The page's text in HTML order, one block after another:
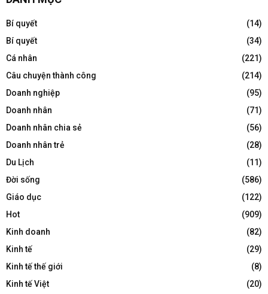
Bí quyết
(14)
Bí quyết
(34)
Cá nhân
(221)
Câu chuyện thành công
(214)
Doanh nghiệp
(95)
Doanh nhân
(71)
Doanh nhân chia sẻ
(56)
Doanh nhân trẻ
(28)
Du Lịch
(11)
Đời sống
(586)
Giáo dục
(122)
Hot
(909)
Kinh doanh
(82)
Kinh tế
(29)
Kinh tế thế giới
(8)
Kinh tế Việt
(20)